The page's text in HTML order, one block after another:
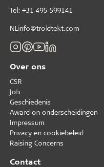
Tel: +31 495 599141
NLinfo@troldtekt.com
Over ons
CSR
Job
Geschiedenis
Award on onderscheidingen
Impressum
Privacy en cookiebeleid
Raising Concerns
Contact